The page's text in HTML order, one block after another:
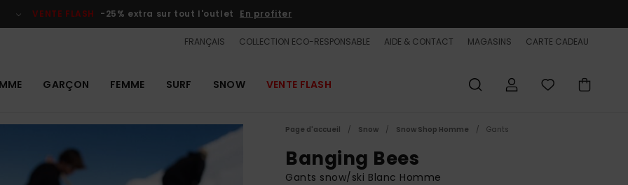
VENTE FLASH -25% extra sur tout l'outlet En profiter
FRANÇAIS COLLECTION ECO-RESPONSABLE AIDE & CONTACT MAGASINS CARTE CADEAU
GARÇON FEMME SURF SNOW VENTE FLASH
Page d'accueil Snow Snow Shop Homme Gants
Banging Bees
Gants snow/ski Blanc Homme